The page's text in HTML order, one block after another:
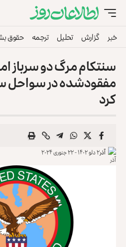
خبر گزارش تحلیل ترجمه حقوق
سنتکام مرگ دو سرباز
مفقودشده در سواحل
کرد
آذر۲ دلو ۱۴۰۲ - ۲۲ جنوری ۲۰۲۴